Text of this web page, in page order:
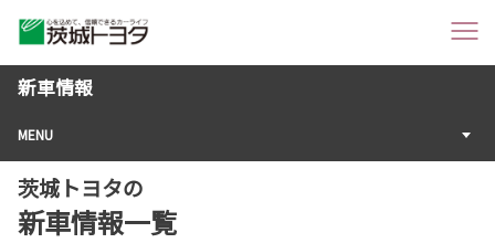
新車情報
MENU
茨城トヨタの
新車情報一覧